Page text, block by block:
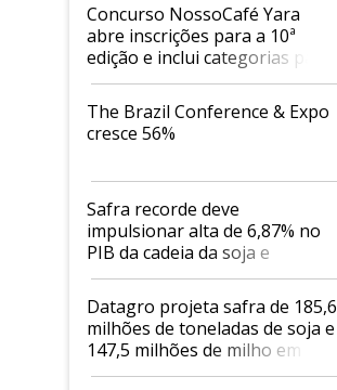
Concurso NossoCafé Yara
abre inscrições para a 10ª
edição e inclui categorias para
cafés Canephora
The Brazil Conference & Expo
cresce 56%
Safra recorde deve
impulsionar alta de 6,87% no
PIB da cadeia da soja e
biodiesel em 2026
Datagro projeta safra de 185,6
milhões de toneladas de soja e
147,5 milhões de milho em
2026/27